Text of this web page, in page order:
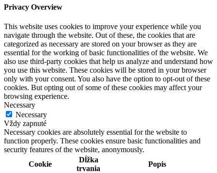
Privacy Overview
This website uses cookies to improve your experience while you
navigate through the website. Out of these, the cookies that are
categorized as necessary are stored on your browser as they are
essential for the working of basic functionalities of the website. We
also use third-party cookies that help us analyze and understand how
you use this website. These cookies will be stored in your browser
only with your consent. You also have the option to opt-out of these
cookies. But opting out of some of these cookies may affect your
browsing experience.
Necessary
Necessary
Vždy zapnuté
Necessary cookies are absolutely essential for the website to
function properly. These cookies ensure basic functionalities and
security features of the website, anonymously.
Cookie
Dĺžka
trvania
Popis